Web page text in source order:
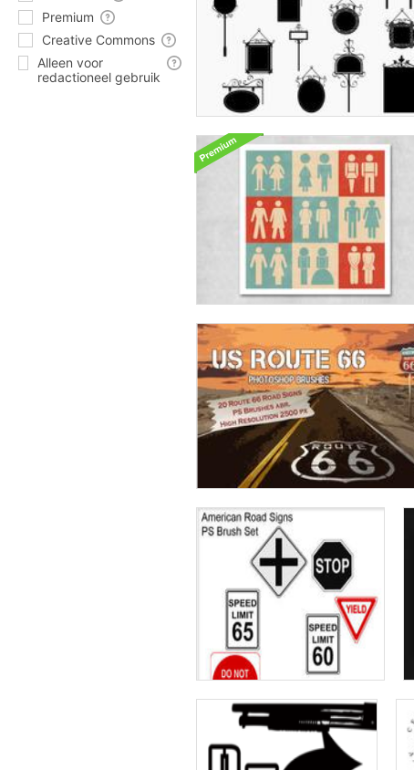
Premium
Creative Commons
Alleen voor
redactioneel gebruik